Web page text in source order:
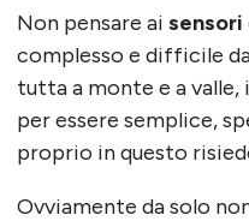
Non pensare ai sensori
complesso e difficile
tutta a monte e a valle,
per essere semplice,
proprio in questo
Ovviamente da solo